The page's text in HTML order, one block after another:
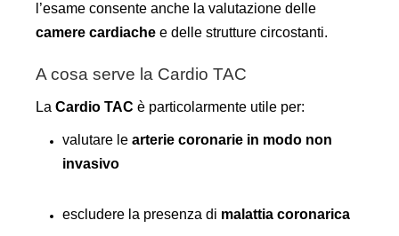
l’esame consente anche la valutazione delle
camere cardiache e delle strutture circostanti.
A cosa serve la Cardio TAC
La Cardio TAC è particolarmente utile per:
valutare le arterie coronarie in modo non
invasivo
escludere la presenza di malattia coronarica